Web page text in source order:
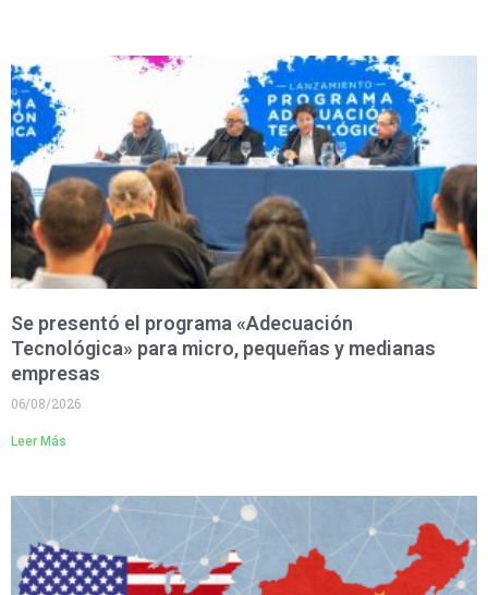
Se presentó el programa «Adecuación
Tecnológica» para micro, pequeñas y medianas
empresas
06/08/2026
Leer Más